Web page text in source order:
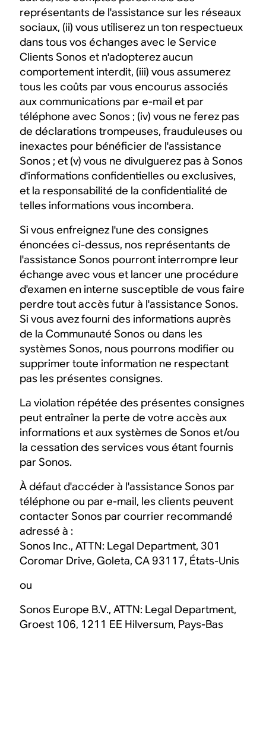
représentants de l'assistance sur les réseaux
sociaux, (ii) vous utiliserez un ton respectueux
dans tous vos échanges avec le Service
Clients Sonos et n'adopterez aucun
comportement interdit, (iii) vous assumerez
tous les coûts par vous encourus associés
aux communications par e-mail et par
téléphone avec Sonos ; (iv) vous ne ferez pas
de déclarations trompeuses, frauduleuses ou
inexactes pour bénéficier de l'assistance
Sonos ; et (v) vous ne divulguerez pas à Sonos
d'informations confidentielles ou exclusives,
et la responsabilité de la confidentialité de
telles informations vous incombera.
Si vous enfreignez l'une des consignes
énoncées ci-dessus, nos représentants de
l'assistance Sonos pourront interrompre leur
échange avec vous et lancer une procédure
d'examen en interne susceptible de vous faire
perdre tout accès futur à l'assistance Sonos.
Si vous avez fourni des informations auprès
de la Communauté Sonos ou dans les
systèmes Sonos, nous pourrons modifier ou
supprimer toute information ne respectant
pas les présentes consignes.
La violation répétée des présentes consignes
peut entraîner la perte de votre accès aux
informations et aux systèmes de Sonos et/ou
la cessation des services vous étant fournis
par Sonos.
À défaut d'accéder à l'assistance Sonos par
téléphone ou par e-mail, les clients peuvent
contacter Sonos par courrier recommandé
adressé à :
Sonos Inc., ATTN: Legal Department, 301
Coromar Drive, Goleta, CA 93117, États-Unis
ou
Sonos Europe B.V., ATTN: Legal Department,
Groest 106, 1211 EE Hilversum, Pays-Bas